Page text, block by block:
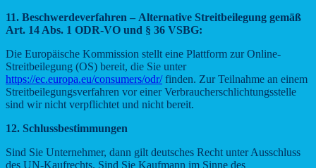
11. Beschwerdeverfahren – Alternative Streitbeilegung gemäß
Art. 14 Abs. 1 ODR-VO und § 36 VSBG:
Die Europäische Kommission stellt eine Plattform zur Online-
Streitbeilegung (OS) bereit, die Sie unter
https://ec.europa.eu/consumers/odr/finden. Zur Teilnahme an einem
Streitbeilegungsverfahren vor einer Verbraucherschlichtungsstelle
sind wir nicht verpflichtet und nicht bereit.
12. Schlussbestimmungen
Sind Sie Unternehmer, dann gilt deutsches Recht unter Ausschluss
des UN-Kaufrechts. Sind Sie Kaufmann im Sinne des